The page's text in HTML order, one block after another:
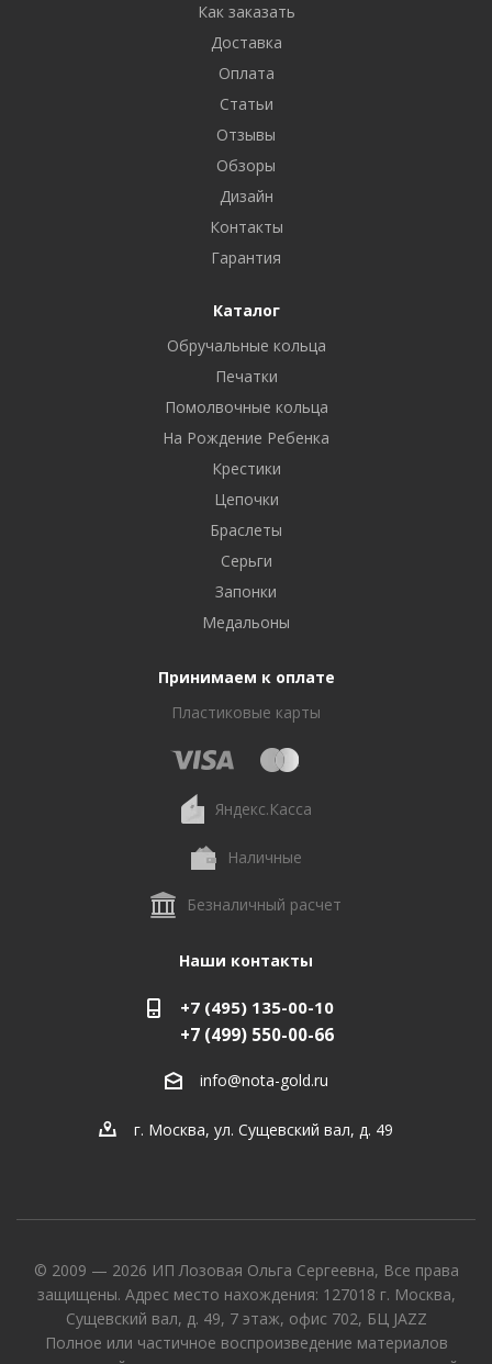
Как заказать
Доставка
Оплата
Статьи
Отзывы
Обзоры
Дизайн
Контакты
Гарантия
Каталог
Обручальные кольца
Печатки
Помолвочные кольца
На Рождение Ребенка
Крестики
Цепочки
Браслеты
Серьги
Запонки
Медальоны
Принимаем к оплате
Пластиковые карты
Яндекс.Касса
Наличные
Безналичный расчет
Наши контакты
+7 (495) 135-00-10
+7 (499) 550-00-66
info@nota-gold.ru
г. Москва, ул. Сущевский вал, д. 49
© 2009 — 2026 ИП Лозовая Ольга Сергеевна, Все права
защищены. Адрес место нахождения: 127018 г. Москва,
Сущевский вал, д. 49, 7 этаж, офис 702, БЦ JAZZ
Полное или частичное воспроизведение материалов